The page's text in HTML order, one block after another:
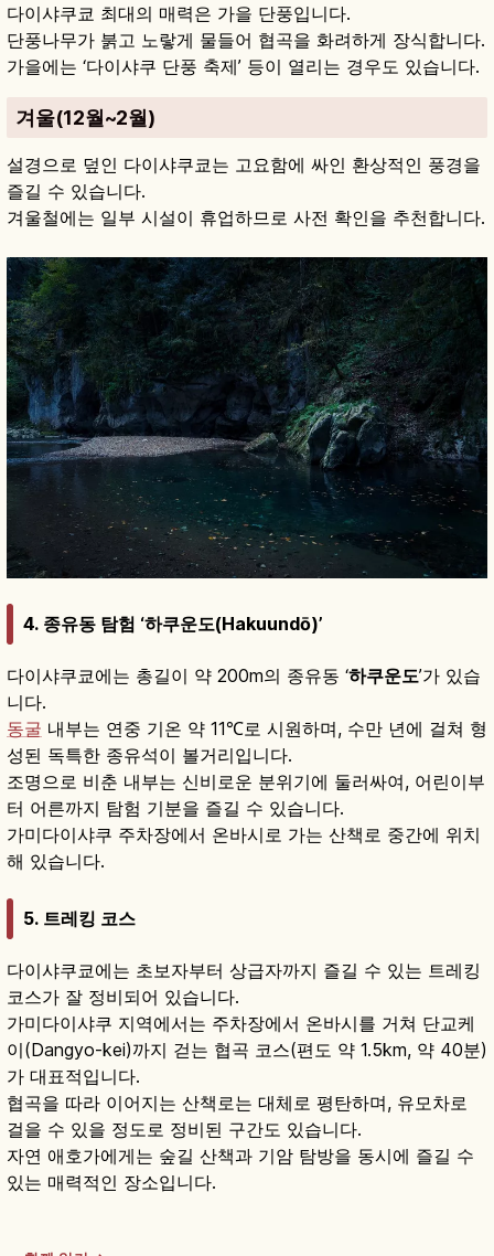
다이샤쿠쿄 최대의 매력은 가을 단풍입니다.
단풍나무가 붉고 노랗게 물들어 협곡을 화려하게 장식합니다.
가을에는 ‘다이샤쿠 단풍 축제’ 등이 열리는 경우도 있습니다.
겨울(12월~2월)
설경으로 덮인 다이샤쿠쿄는 고요함에 싸인 환상적인 풍경을
즐길 수 있습니다.
겨울철에는 일부 시설이 휴업하므로 사전 확인을 추천합니다.
4. 종유동 탐험 ‘하쿠운도(Hakuundō)’
다이샤쿠쿄에는 총길이 약 200m의 종유동 ‘하쿠운도’가 있습
니다.
동굴 내부는 연중 기온 약 11℃로 시원하며, 수만 년에 걸쳐 형
성된 독특한 종유석이 볼거리입니다.
조명으로 비춘 내부는 신비로운 분위기에 둘러싸여, 어린이부
터 어른까지 탐험 기분을 즐길 수 있습니다.
가미다이샤쿠 주차장에서 온바시로 가는 산책로 중간에 위치
해 있습니다.
5. 트레킹 코스
다이샤쿠쿄에는 초보자부터 상급자까지 즐길 수 있는 트레킹
코스가 잘 정비되어 있습니다.
가미다이샤쿠 지역에서는 주차장에서 온바시를 거쳐 단교케
이(Dangyo-kei)까지 걷는 협곡 코스(편도 약 1.5km, 약 40분)
가 대표적입니다.
협곡을 따라 이어지는 산책로는 대체로 평탄하며, 유모차로
걸을 수 있을 정도로 정비된 구간도 있습니다.
자연 애호가에게는 숲길 산책과 기암 탐방을 동시에 즐길 수
있는 매력적인 장소입니다.